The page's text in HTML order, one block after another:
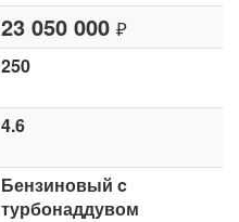
23 050 000 ₽
250
4.6
Бензиновый c
турбонаддувом